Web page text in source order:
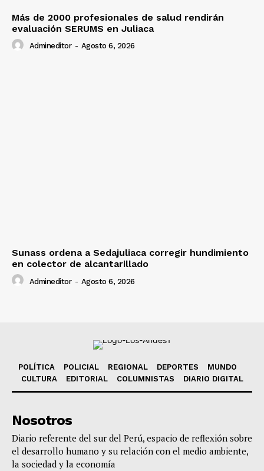
Más de 2000 profesionales de salud rendirán
evaluación SERUMS en Juliaca
Admineditor - Agosto 6, 2026
Sunass ordena a Sedajuliaca corregir hundimiento
en colector de alcantarillado
Admineditor - Agosto 6, 2026
POLÍTICA POLICIAL REGIONAL DEPORTES
MUNDO
CULTURA
EDITORIAL COLUMNISTAS DIARIO DIGITAL
Nosotros
Diario referente del sur del Perú, espacio de reflexión sobre
el desarrollo humano y su relación con el medio ambiente,
la sociedad y la economía